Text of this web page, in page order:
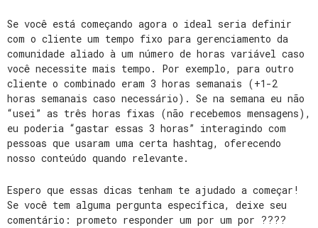
Se você está começando agora o ideal seria definir
com o cliente um tempo fixo para gerenciamento da
comunidade aliado à um número de horas variável caso
você necessite mais tempo. Por exemplo, para outro
cliente o combinado eram 3 horas semanais (+1-2
horas semanais caso necessário). Se na semana eu não
“usei” as três horas fixas (não recebemos mensagens),
eu poderia “gastar essas 3 horas” interagindo com
pessoas que usaram uma certa hashtag, oferecendo
nosso conteúdo quando relevante.
Espero que essas dicas tenham te ajudado a começar!
Se você tem alguma pergunta específica, deixe seu
comentário: prometo responder um por um por ????